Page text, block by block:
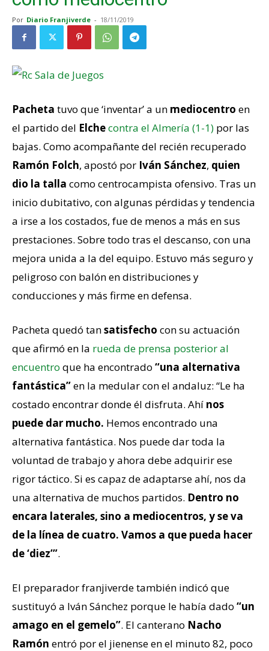
Por Diario Franjiverde - 18/11/2019
Pacheta tuvo que ‘inventar’ a un mediocentro en
el partido del Elchecontra el Almería (1-1) por las
bajas. Como acompañante del recién recuperado
Ramón Folch, apostó por Iván Sánchez, quien
dio la talla como centrocampista ofensivo. Tras un
inicio dubitativo, con algunas pérdidas y tendencia
a irse a los costados, fue de menos a más en sus
prestaciones. Sobre todo tras el descanso, con una
mejora unida a la del equipo. Estuvo más seguro y
peligroso con balón en distribuciones y
conducciones y más firme en defensa.
Pacheta quedó tansatisfecho con su actuación
que afirmó en la rueda de prensa posterior al
encuentro que ha encontrado “una alternativa
fantástica”en la medular con el andaluz: “Le ha
costado encontrar donde él disfruta. Ahí nos
puede dar mucho. Hemos encontrado una
alternativa fantástica. Nos puede dar toda la
voluntad de trabajo y ahora debe adquirir ese
rigor táctico. Si es capaz de adaptarse ahí, nos da
una alternativa de muchos partidos. Dentro no
encara laterales, sino a mediocentros, y se va
de la línea de cuatro. Vamos a que pueda hacer
de ‘diez’”.
El preparador franjiverde también indicó que
sustituyó a Iván Sánchez porque le había dado “un
amago en el gemelo”. El canterano Nacho
Ramón entró por el jienense en el minuto 82, poco